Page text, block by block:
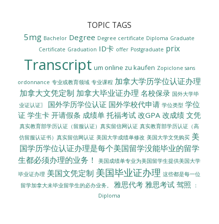
TOPIC TAGS
5mg Bachelor Degree Degree certificate Diploma Graduate
Certificate Graduation ID卡 offer Postgraduate prix
Transcript um online zu kaufen Zopiclone sans
ordonnance 专业或教育领域 专业课程 加拿大学历学位认证办理
加拿大文凭定制 加拿大毕业证办理 名校保录 国外大学毕
业证认证〗
国外学历学位认证 国外学校代申请 学位类型 学位
证 学生卡 开请假条 成绩单 托福考试 改GPA 改成绩 文凭
真实教育部学历认证（留服认证）真实留信网认证 真实教育部学历认证（高
仿留服认证书）真实留信网认证 美国大学成绩单修改 美国大学文凭购买 美
国学历学位认证办理是每个美国留学没能毕业的留学
生都必须办理的业务！
美国成绩单专业为美国留学生提供美国大学
毕业证办理 美国文凭定制 美国毕业证办理 这些都是每一位
留学加拿大未毕业留学生的必办业务。
雅思代考 雅思考试 驾照
：
Diploma